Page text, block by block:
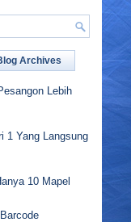
Archives
Lebih
1 Yang Langsung
10 Mapel